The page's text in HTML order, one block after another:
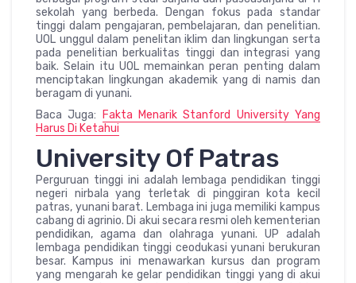
sekolah yang berbeda. Dengan fokus pada standar
tinggi dalam pengajaran, pembelajaran, dan penelitian.
UOL unggul dalam penelitan iklim dan lingkungan serta
pada penelitian berkualitas tinggi dan integrasi yang
baik. Selain itu UOL memainkan peran penting dalam
menciptakan lingkungan akademik yang di namis dan
beragam di yunani.
Baca Juga:
Fakta Menarik Stanford University Yang
Harus Di Ketahui
University Of Patras
Perguruan tinggi ini adalah lembaga pendidikan tinggi
negeri nirbala yang terletak di pinggiran kota kecil
patras, yunani barat. Lembaga ini juga memiliki kampus
cabang di agrinio. Di akui secara resmi oleh kementerian
pendidikan, agama dan olahraga yunani. UP adalah
lembaga pendidikan tinggi ceodukasi yunani berukuran
besar. Kampus ini menawarkan kursus dan program
yang mengarah ke gelar pendidikan tinggi yang di akui